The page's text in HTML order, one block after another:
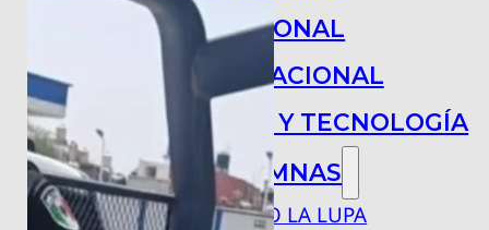
NACIONAL
INTERNACIONAL
ARTE, CIENCIA Y TECNOLOGÍA
COLUMNAS
BAJO LA LUPA